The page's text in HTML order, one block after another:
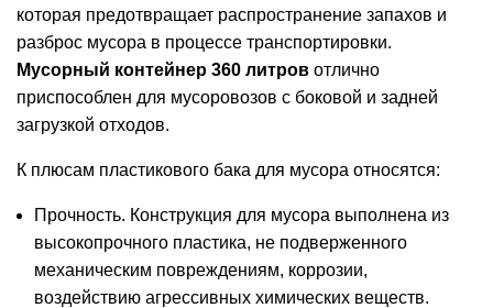
которая предотвращает распространение запахов и
разброс мусора в процессе транспортировки.
Мусорный контейнер 360 литров отлично
приспособлен для мусоровозов с боковой и задней
загрузкой отходов.
К плюсам пластикового бака для мусора относятся:
Прочность. Конструкция для мусора выполнена из
высокопрочного пластика, не подверженного
механическим повреждениям, коррозии,
воздействию агрессивных химических веществ.